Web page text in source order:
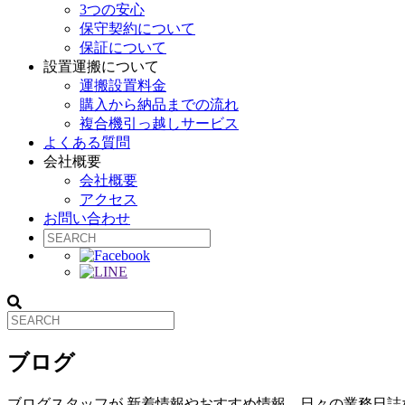
3つの安心
保守契約について
保証について
設置運搬について
運搬設置料金
購入から納品までの流れ
複合機引っ越しサービス
よくある質問
会社概要
会社概要
アクセス
お問い合わせ
ブログ